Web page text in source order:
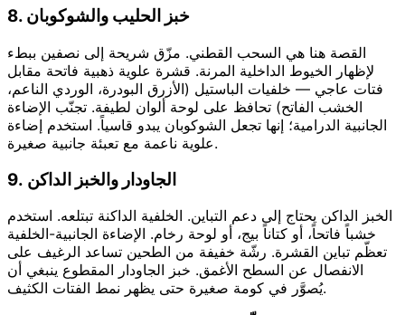
8. خبز الحليب والشوكوبان
القصة هنا هي السحب القطني. مزّق شريحة إلى نصفين ببطء
لإظهار الخيوط الداخلية المرنة. قشرة علوية ذهبية فاتحة مقابل
فتات عاجي — خلفيات الباستيل (الأزرق البودرة، الوردي الناعم،
الخشب الفاتح) تحافظ على لوحة ألوان لطيفة. تجنّب الإضاءة
الجانبية الدرامية؛ إنها تجعل الشوكوبان يبدو قاسياً. استخدم إضاءة
علوية ناعمة مع تعبئة جانبية صغيرة.
9. الجاودار والخبز الداكن
الخبز الداكن يحتاج إلى دعم التباين. الخلفية الداكنة تبتلعه. استخدم
خشباً فاتحاً، أو كتاناً بيج، أو لوحة رخام. الإضاءة الجانبية-الخلفية
تعظّم تباين القشرة. رشّة خفيفة من الطحين تساعد الرغيف على
الانفصال عن السطح الأغمق. خبز الجاودار المقطوع ينبغي أن
يُصوَّر في كومة صغيرة حتى يظهر نمط الفتات الكثيف.